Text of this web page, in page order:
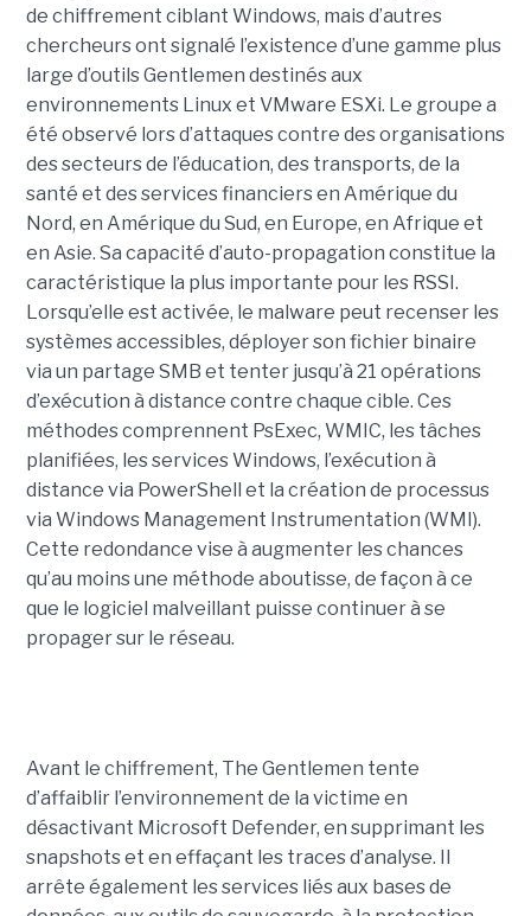
de chiffrement ciblant Windows, mais d’autres
chercheurs ont signalé l’existence d’une gamme plus
large d’outils Gentlemen destinés aux
environnements Linux et VMware ESXi. Le groupe a
été observé lors d’attaques contre des organisations
des secteurs de l’éducation, des transports, de la
santé et des services financiers en Amérique du
Nord, en Amérique du Sud, en Europe, en Afrique et
en Asie. Sa capacité d’auto-propagation constitue la
caractéristique la plus importante pour les RSSI.
Lorsqu’elle est activée, le malware peut recenser les
systèmes accessibles, déployer son fichier binaire
via un partage SMB et tenter jusqu’à 21 opérations
d’exécution à distance contre chaque cible. Ces
méthodes comprennent PsExec, WMIC, les tâches
planifiées, les services Windows, l’exécution à
distance via PowerShell et la création de processus
via Windows Management Instrumentation (WMI).
Cette redondance vise à augmenter les chances
qu’au moins une méthode aboutisse, de façon à ce
que le logiciel malveillant puisse continuer à se
propager sur le réseau.
Avant le chiffrement, The Gentlemen tente
d’affaiblir l’environnement de la victime en
désactivant Microsoft Defender, en supprimant les
snapshots et en effaçant les traces d’analyse. Il
arrête également les services liés aux bases de